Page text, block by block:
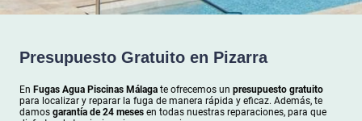
Presupuesto Gratuito en Pizarra
En Fugas Agua Piscinas Málaga te ofrecemos un presupuesto gratuito
para localizar y reparar la fuga de manera rápida y eficaz. Además, te
damos garantía de 24 meses en todas nuestras reparaciones, para que